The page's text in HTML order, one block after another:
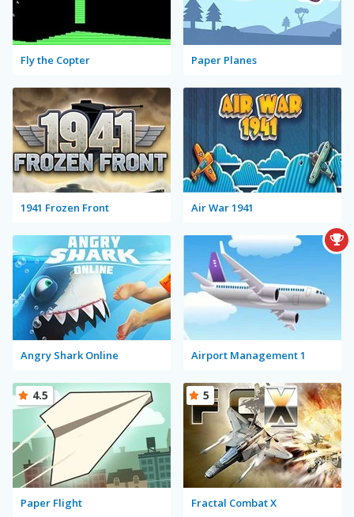
Fly the Copter Paper Planes
1941 Frozen Front Air War 1941
Angry Shark Online Airport Management 1
Paper Flight
4.5
Fractal Combat X
5